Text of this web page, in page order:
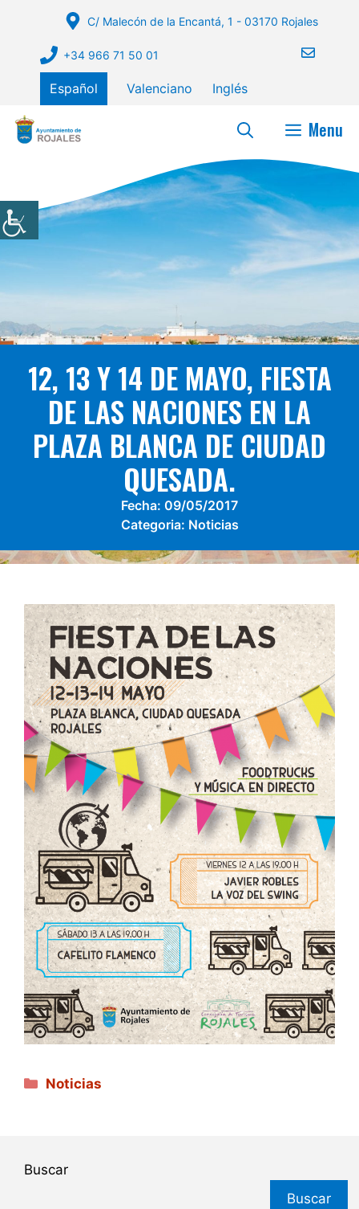
contenido
C/ Malecón de la Encantá, 1 - 03170 Rojales
+34 966 71 50 01
Español Valenciano Inglés
Menu
12, 13 Y 14 DE MAYO, FIESTA
DE LAS NACIONES EN LA
PLAZA BLANCA DE CIUDAD
QUESADA.
Fecha: 09/05/2017
Categoria: Noticias
Categorías
Noticias
Buscar
Buscar